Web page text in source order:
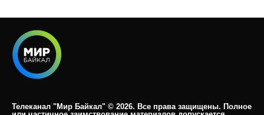
Телеканал "Мир Байкал" © 2026. Все права защищены. Полное